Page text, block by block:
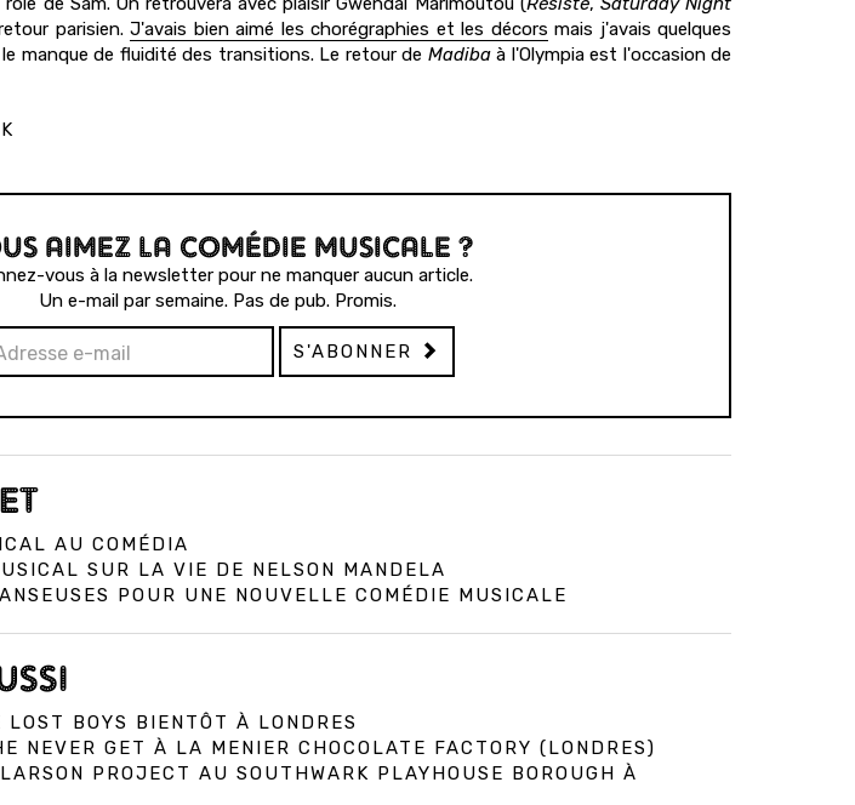
parisien.J'avais bien aimé les chorégraphies et les décors mais j'avais quelques
manque de fluidité des transitions. Le retour de Madibaà l'Olympia est l'occasion de
AIMEZ LA COMÉDIE MUSICALE ?
vous à la newsletter pour ne manquer aucun article.
Un e-mail par semaine. Pas de pub. Promis.
S'ABONNER
AU COMÉDIA
SUR LA VIE DE NELSON MANDELA
POUR UNE NOUVELLE COMÉDIE MUSICALE
BOYS BIENTÔT À LONDRES
NEVER GET À LA MENIER CHOCOLATE FACTORY (LONDRES)
PROJECT AU SOUTHWARK PLAYHOUSE BOROUGH À